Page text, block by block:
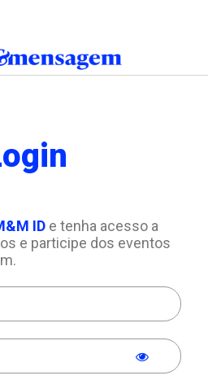
IDe tenha acesso a
e participe dos eventos